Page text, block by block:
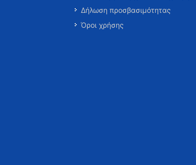
Δήλωση προσβασιμότητας
Όροι χρήσης